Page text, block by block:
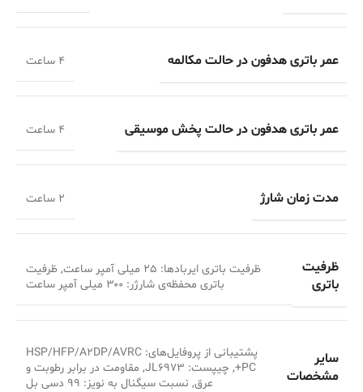
عمر باتری هدفون در حالت مکالمه ۴ ساعت
عمر باتری هدفون در حالت پخش موسیقی ۴ ساعت
مدت زمان شارژ 2 ساعت
ظرفیت
باتری
ظرفیت باتری ایربادها: ۲۵ میلی آمپر ساعت, ظرفیت
باتری محفظه‌ی شارژر: ۳۰۰ میلی آمپر ساعت
سایر
مشخصات
پشتیبانی از پروفایل‌های: HSP/HFP/A۲DP/AVRC
+PC, چیپست: JL۶۹۷۳, مقاومت در برابر رطوبت و
عرق, نسبت سیگنال به نویز: ۹۹ دسی بل